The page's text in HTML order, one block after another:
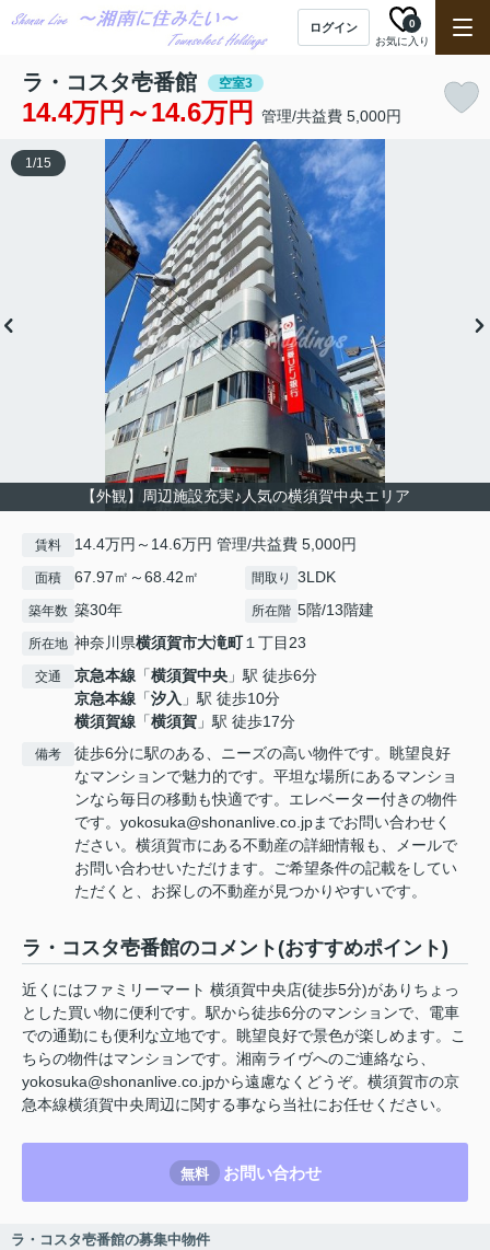
ログイン
お気に入り
0
ラ・コスタ壱番館 空室3
14.4万円～14.6万円 管理/共益費 5,000円
【外観】周辺施設充実♪人気の横須賀中央エリア
1/15
賃料 14.4万円～14.6万円 管理/共益費 5,000円
面積 67.97㎡～68.42㎡ 間取り 3LDK
築年数 築30年 所在階 5階/13階建
所在地 神奈川県横須賀市大滝町１丁目23
交通 京急本線 「横須賀中央 」駅 徒歩6分
京急本線 「汐入 」駅 徒歩10分
横須賀線 「横須賀 」駅 徒歩17分
備考
徒歩6分に駅のある、ニーズの高い物件です。眺望良好
なマンションで魅力的です。平坦な場所にあるマンショ
ンなら毎日の移動も快適です。エレベーター付きの物件
です。yokosuka@shonanlive.co.jpまでお問い合わせく
ださい。横須賀市にある不動産の詳細情報も、メールで
お問い合わせいただけます。ご希望条件の記載をしてい
ただくと、お探しの不動産が見つかりやすいです。
ラ・コスタ壱番館のコメント(おすすめポイント)
近くにはファミリーマート 横須賀中央店(徒歩5分)がありちょっ
とした買い物に便利です。駅から徒歩6分のマンションで、電車
での通勤にも便利な立地です。眺望良好で景色が楽しめます。こ
ちらの物件はマンションです。湘南ライヴへのご連絡なら、
yokosuka@shonanlive.co.jpから遠慮なくどうぞ。横須賀市の京
急本線横須賀中央周辺に関する事なら当社にお任せください。
無料 お問い合わせ
ラ・コスタ壱番館の募集中物件